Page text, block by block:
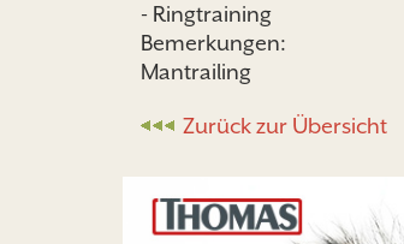
- Ringtraining
Bemerkungen:
Mantrailing
Zurück zur Übersicht